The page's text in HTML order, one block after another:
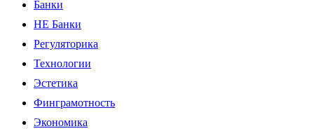
Банки
НЕ Банки
Регуляторика
Технологии
Эстетика
Финграмотность
Экономика